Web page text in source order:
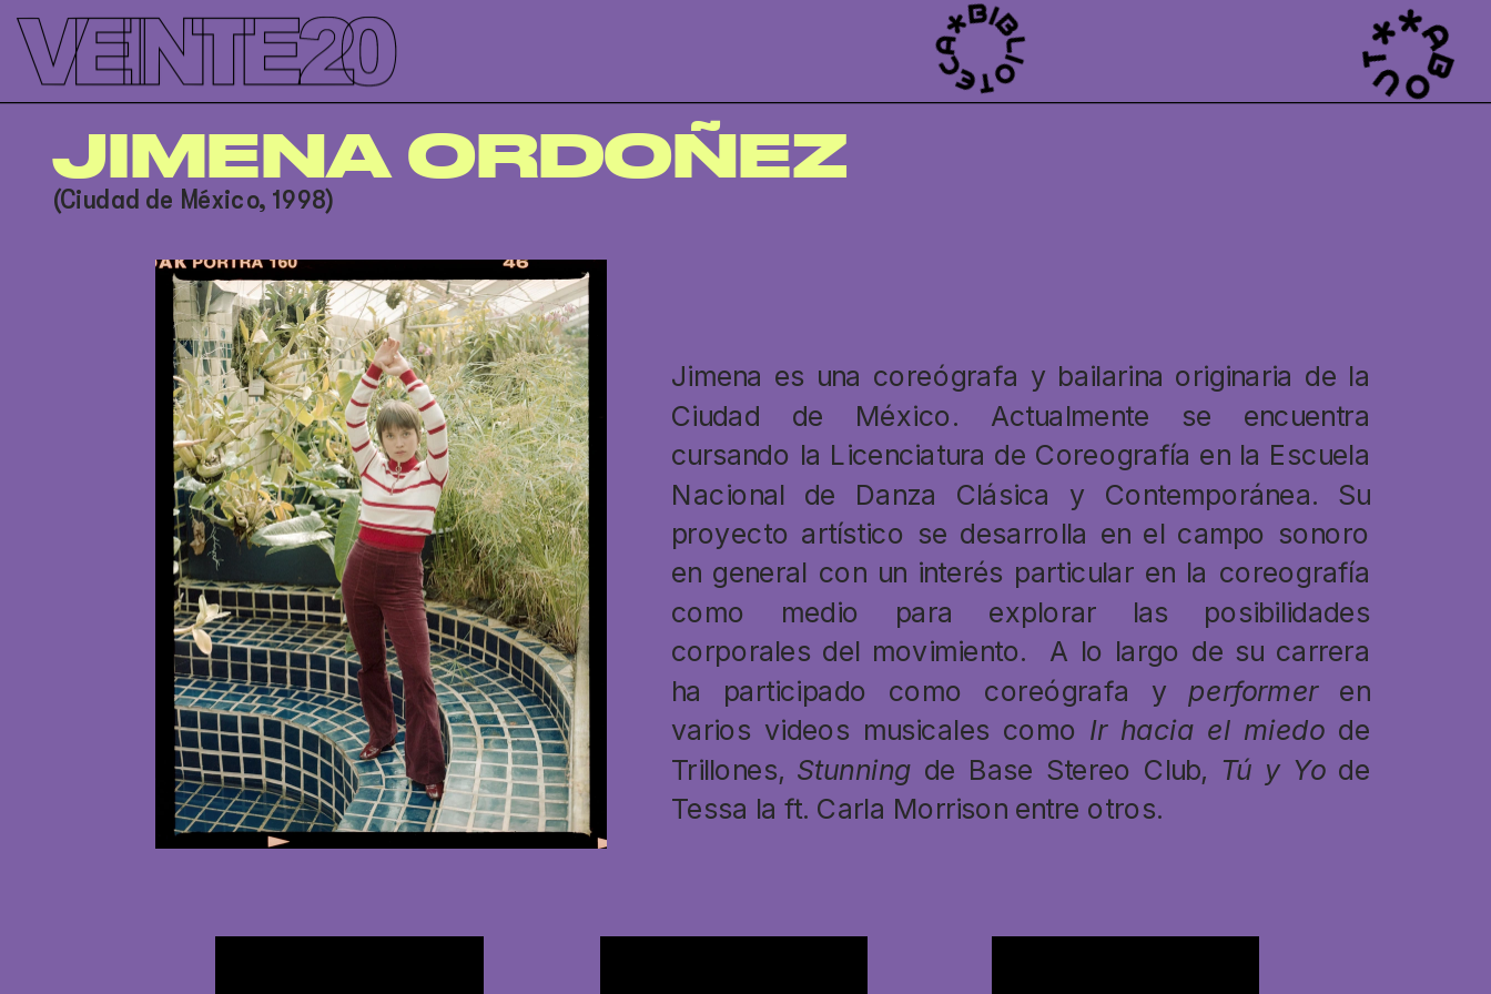
JIMENA ORDOÑEZ
(Ciudad de México, 1998)
Jimena es una coreógrafa y bailarina originaria de la
Ciudad de México. Actualmente se encuentra
cursando la Licenciatura de Coreografía en la Escuela
Nacional de Danza Clásica y Contemporánea. Su
proyecto artístico se desarrolla en el campo sonoro
en general con un interés particular en la coreografía
como medio para explorar las posibilidades
corporales del movimiento.  A lo largo de su carrera
ha participado como coreógrafa y performer en
varios videos musicales como Ir hacia el miedo de
Trillones, Stunning de Base Stereo Club, Tú y Yo de
Tessa la ft. Carla Morrison entre otros.